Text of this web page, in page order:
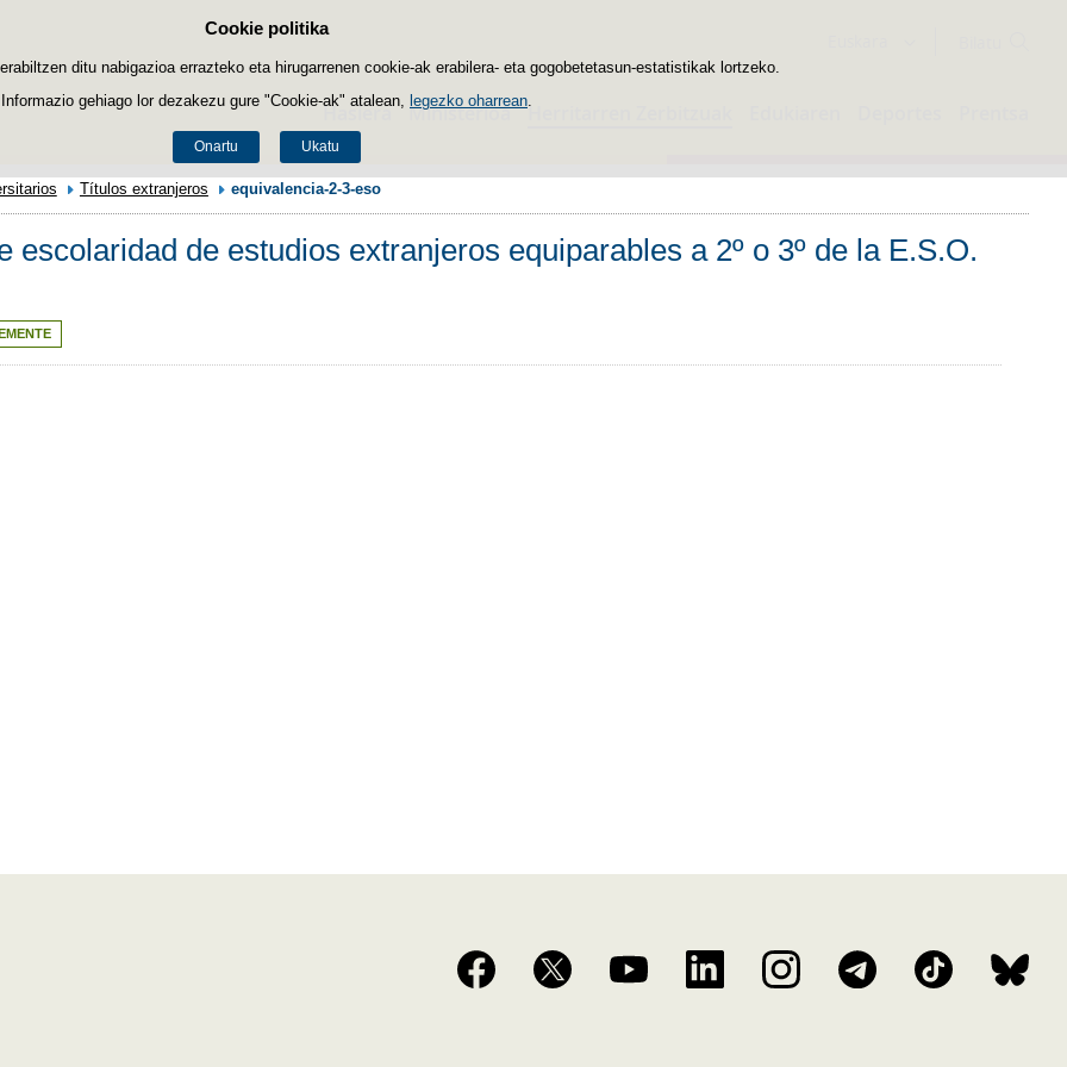
Cookie politika
ditu nabigazioa errazteko eta hirugarrenen cookie-ak erabilera- eta gogobetetasun-estatistikak lortzeko.
Informazio gehiago lor dezakezu gure "Cookie-ak" atalean, legezko oharrean
Onartu Ukatu
Edukira salto egin
Hasiera Ministerioa Herritarren Zerbitzuak
Títulos extranjeros equivalencia-2-3-eso
escolaridad de estudios extranjeros equiparables a 2º o 3º de la E.S.O.